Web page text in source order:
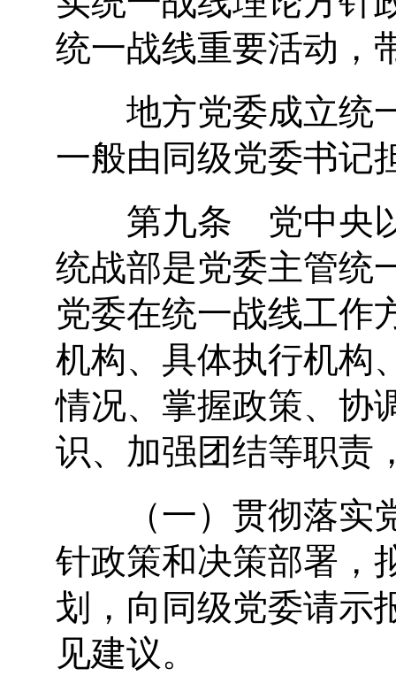
统一战线重要活动，
地方党委成立统
一般由同级党委书记
第九条 党中央以
统战部是党委主管统
党委在统一战线工作
机构、具体执行机构
情况、掌握政策、协
识、加强团结等职责
（一）贯彻落实
针政策和决策部署，
划，向同级党委请示
见建议。